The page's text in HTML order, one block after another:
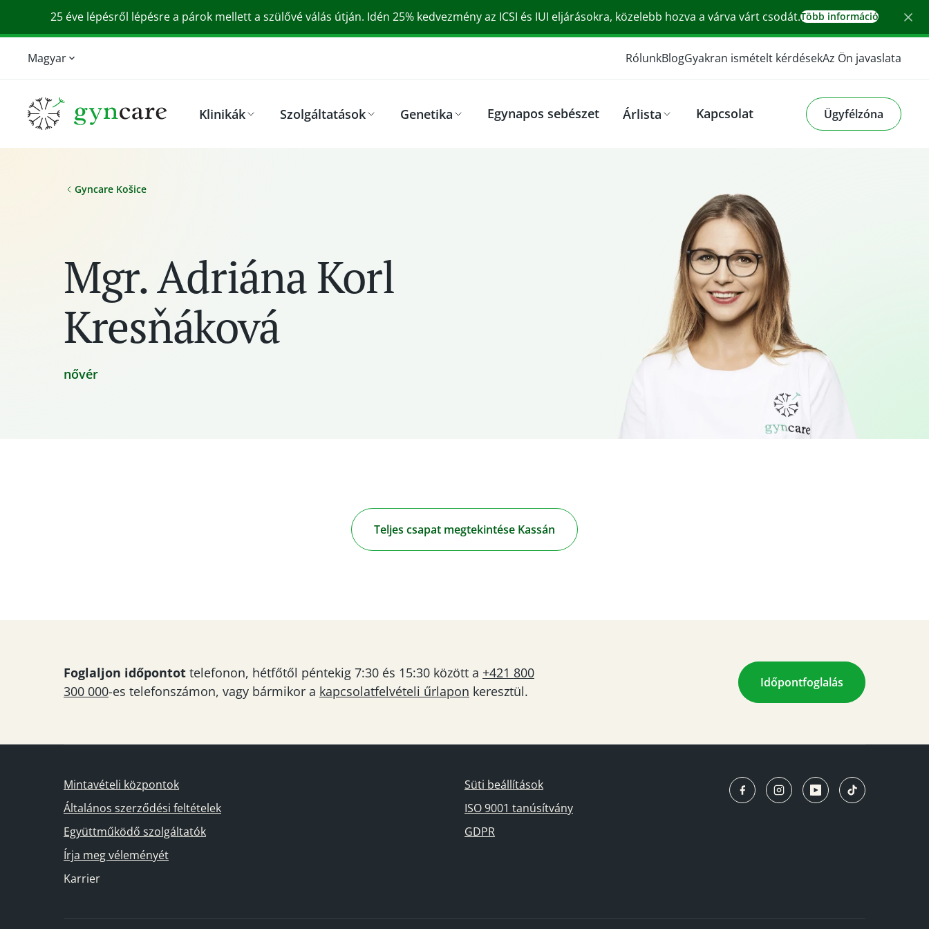
25 éve lépésről lépésre a párok mellett a szülővé válás útján. Idén 25% kedvezmény az ICSI és IUI eljárásokra, közelebb hozva a várva várt csodát.Több információ
Magyar
English
Srpski
Slovensky
Deutsch
RólunkBlogGyakran ismételt kérdésekAz Ön javaslata
Klinikák Szolgáltatások Genetika Egynapos sebészet Árlista Kapcsolat Ügyfélzóna
Gyncare Košice
Mgr. Adriána Korl
Kresňáková
nővér
Teljes csapat megtekintése Kassán
Foglaljon időpontot telefonon, hétfőtől péntekig 7:30 és 15:30 között a +421 800
300 000-es telefonszámon, vagy bármikor a kapcsolatfelvételi űrlapon keresztül.
Időpontfoglalás
Mintavételi központok
Általános szerződési feltételek
Együttműködő szolgáltatók
Írja meg véleményét
Karrier
Süti beállítások
ISO 9001 tanúsítvány
GDPR